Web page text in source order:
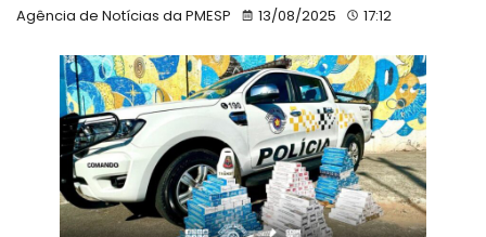
Agência de Notícias da PMESP 13/08/2025 17:12